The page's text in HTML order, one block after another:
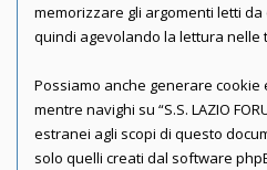
memorizzare gli argomenti letti
quindi agevolando la lettura nelle
Possiamo anche generare
mentre navighi su “S.S. LAZIO
estranei agli scopi di questo
solo quelli creati dal software